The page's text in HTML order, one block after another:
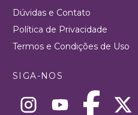
Dúvidas e Contato
Política de Privacidade
Termos e Condições de Uso
SIGA-NOS